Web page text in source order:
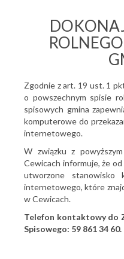
Zgodnie z art. 19 ust. 1
o powszechnym spisie
spisowych gmina
komputerowe do
internetowego.
W związku z
Cewicach informuje, że
utworzone stanowisko
internetowego, które
w Cewicach.
Telefon kontaktowy do
Spisowego: 59 861 34 60.